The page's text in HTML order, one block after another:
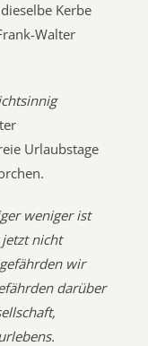
Kerbe
Walter
Urlaubstage
weniger ist
nicht
wir
darüber